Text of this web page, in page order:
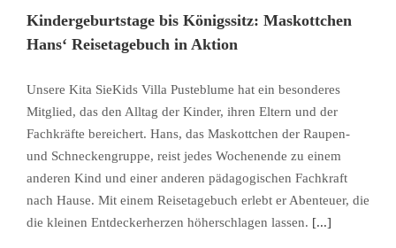
Kindergeburtstage bis Königssitz: Maskottchen
Hans‘ Reisetagebuch in Aktion
Unsere Kita SieKids Villa Pusteblume hat ein besonderes
Mitglied, das den Alltag der Kinder, ihren Eltern und der
Fachkräfte bereichert. Hans, das Maskottchen der Raupen-
und Schneckengruppe, reist jedes Wochenende zu einem
anderen Kind und einer anderen pädagogischen Fachkraft
nach Hause. Mit einem Reisetagebuch erlebt er Abenteuer, die
die kleinen Entdeckerherzen höherschlagen lassen. [...]